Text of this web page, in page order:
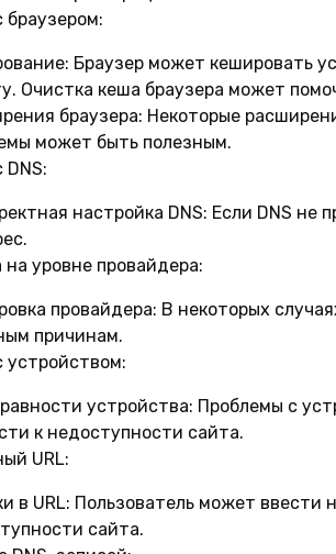
браузером:
Браузер может кешировать
Очистка кеша браузера может
браузера: Некоторые
может быть полезным.
настройка DNS: Если DNS не
на уровне провайдера:
провайдера: В некоторых
причинам.
устройством:
устройства: Проблемы с
к недоступности сайта.
URL:
в URL: Пользователь может ввести
сайта.